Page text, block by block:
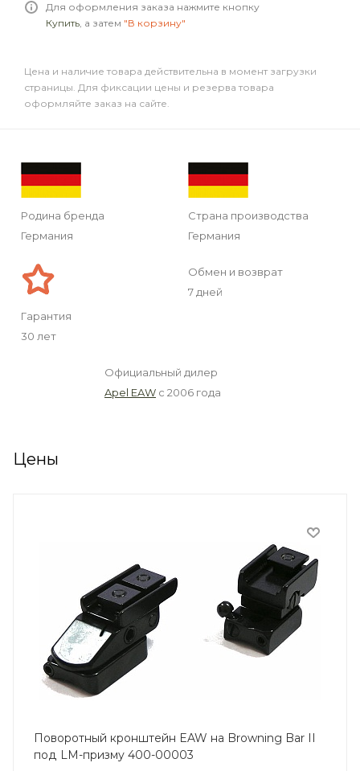
Для оформления заказа нажмите кнопку
Купить, а затем "В корзину"
Цена и наличие товара действительна в момент загрузки
страницы. Для фиксации цены и резерва товара
оформляйте заказ на сайте.
Родина бренда
Германия
Страна производства
Германия
Гарантия
30 лет
Обмен и возврат
7 дней
Официальный дилер
Apel EAW с 2006 года
Цены
Поворотный кронштейн EAW на Browning Bar II
под LM-призму 400-00003